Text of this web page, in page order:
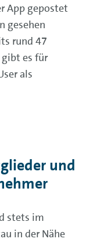
App gepostet
gesehen
rund 47
es für
als
und
stets im
in der Nähe